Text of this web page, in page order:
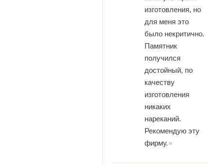
изготовления, но
для меня это
было некритично.
Памятник
получился
достойный, по
качеству
изготовления
никаких
нареканий.
Рекомендую эту
фирму.